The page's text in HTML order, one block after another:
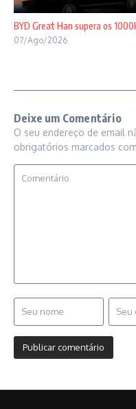
BYD Great Han supera os
07/Ago/2026
Deixe um Comentário
O seu endereço de email
obrigatórios marcados com